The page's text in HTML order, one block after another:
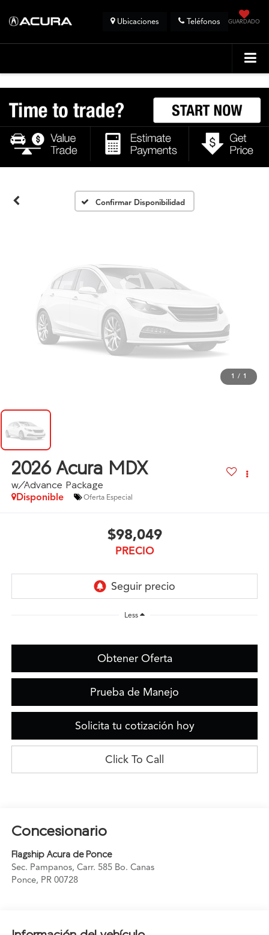
GUARDADO
Ubicaciones Teléfonos
Confirmar Disponibilidad
Fotos No
Disponibles
Por favor, revise luego
1 / 1
2026 Acura MDX
w/Advance Package
Disponible Oferta Especial
$98,049
PRECIO
Less
Obtener Oferta
Prueba de Manejo
Solicita tu cotización hoy
Click To Call
Concesionario
Flagship Acura de Ponce
Sec. Pampanos, Carr. 585 Bo. Canas
Ponce, PR 00728